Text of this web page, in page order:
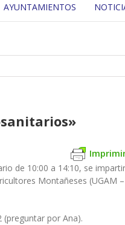
AYUNTAMIENTOS
de 10:00 a 14:10, se
Montañeses (UGAM
por Ana).